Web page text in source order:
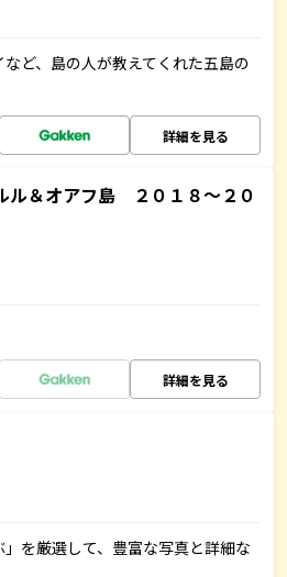
ど、島の人が教えてくれた五島の
詳細を見る
＆オアフ島 ２０１８～２０
詳細を見る
を厳選して、豊富な写真と詳細な